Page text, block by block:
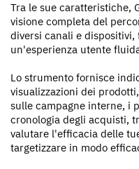
Tra le sue caratteristiche,
visione completa del
diversi canali e
un'esperienza utente
Lo strumento fornisce
visualizzazioni dei
sulle campagne interne, i
cronologia degli acquisti,
valutare l'efficacia delle
targetizzare in modo